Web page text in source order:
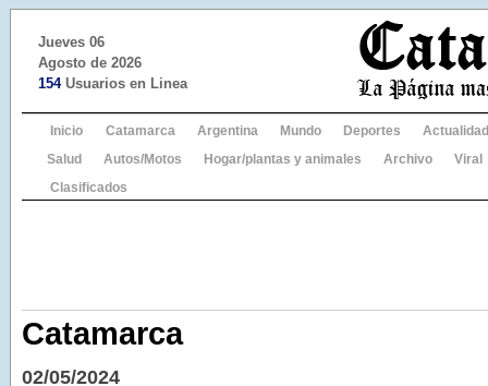
Jueves 06
Agosto de 2026
154Usuarios en Linea
Inicio Catamarca Argentina Mundo Deportes
Actualidad
Salud
Autos/Motos Hogar/plantas y animales Archivo
Viral
Clasificados
Catamarca
02/05/2024